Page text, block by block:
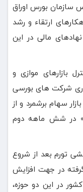
سازمان بورس اوراق
ارتقاء و رشد
مالی در این
بازارهای موازی و
شرکت های بورسی
سهام برشمرد و از
در شش ماهه دوم
تورم بعد از شروع
در جهت افزایش
در این دو حوزه،